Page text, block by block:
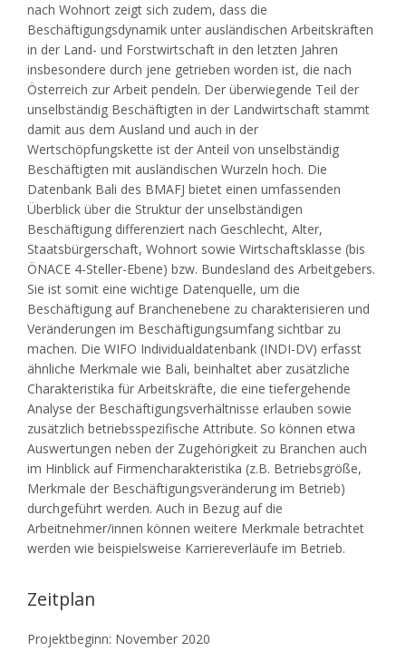
nach Wohnort zeigt sich zudem, dass die
Beschäftigungsdynamik unter ausländischen Arbeitskräften
in der Land- und Forstwirtschaft in den letzten Jahren
insbesondere durch jene getrieben worden ist, die nach
Österreich zur Arbeit pendeln. Der überwiegende Teil der
unselbständig Beschäftigten in der Landwirtschaft stammt
damit aus dem Ausland und auch in der
Wertschöpfungskette ist der Anteil von unselbständig
Beschäftigten mit ausländischen Wurzeln hoch. Die
Datenbank Bali des BMAFJ bietet einen umfassenden
Überblick über die Struktur der unselbständigen
Beschäftigung differenziert nach Geschlecht, Alter,
Staatsbürgerschaft, Wohnort sowie Wirtschaftsklasse (bis
ÖNACE 4-Steller-Ebene) bzw. Bundesland des Arbeitgebers.
Sie ist somit eine wichtige Datenquelle, um die
Beschäftigung auf Branchenebene zu charakterisieren und
Veränderungen im Beschäftigungsumfang sichtbar zu
machen. Die WIFO Individualdatenbank (INDI-DV) erfasst
ähnliche Merkmale wie Bali, beinhaltet aber zusätzliche
Charakteristika für Arbeitskräfte, die eine tiefergehende
Analyse der Beschäftigungsverhältnisse erlauben sowie
zusätzlich betriebsspezifische Attribute. So können etwa
Auswertungen neben der Zugehörigkeit zu Branchen auch
im Hinblick auf Firmencharakteristika (z.B. Betriebsgröße,
Merkmale der Beschäftigungsveränderung im Betrieb)
durchgeführt werden. Auch in Bezug auf die
Arbeitnehmer/innen können weitere Merkmale betrachtet
werden wie beispielsweise Karriereverläufe im Betrieb.
Zeitplan
Projektbeginn: November 2020